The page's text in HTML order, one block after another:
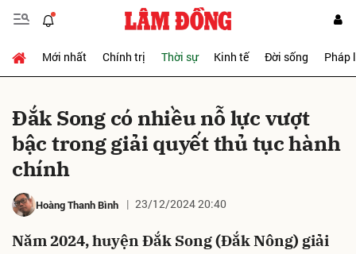
Mới nhất Chính trị Thời sự Kinh tế Đời sống Pháp
Đắk Song có nhiều nỗ lực vượt
bậc trong giải quyết thủ tục hành
chính
Hoàng Thanh Bình 23/12/2024 20:40
Năm 2024, huyện Đắk Song (Đắk Nông) giải
Gửi bình luận
Hủy Gửi